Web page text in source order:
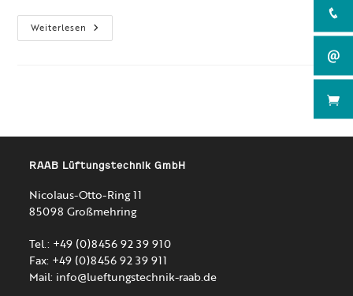
Weiterlesen Wechsel
In
RAAB Lüftungstechnik GmbH
Nicolaus-Otto-Ring 11
85098 Großmehring
Tel.: +49 (0)8456 92 39 910
Fax: +49 (0)8456 92 39 911
Mail: info@lueftungstechnik-raab.de